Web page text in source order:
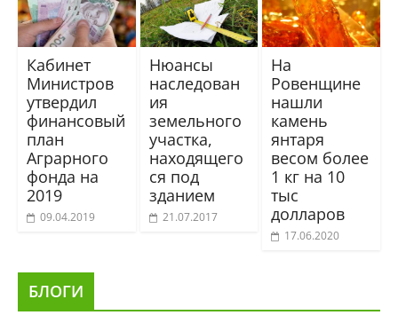
Кабинет
Министров
утвердил
финансовый
план
Аграрного
фонда на
2019
09.04.2019
Нюансы
наследован
ия
земельного
участка,
находящего
ся под
зданием
21.07.2017
На
Ровенщине
нашли
камень
янтаря
весом более
1 кг на 10
тыс
долларов
17.06.2020
БЛОГИ